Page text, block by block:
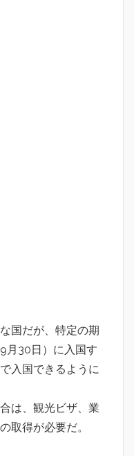
国だが、特定の期
月30日）に入国す
入国できるように
は、観光ビザ、業
取得が必要だ。